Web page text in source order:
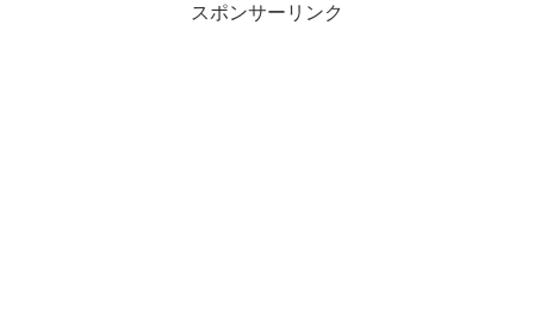
スポンサーリンク